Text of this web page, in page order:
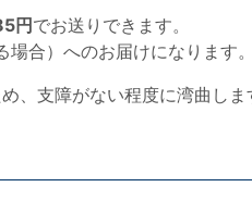
円でお送りできます。
合）へのお届けになります。
、支障がない程度に湾曲しま